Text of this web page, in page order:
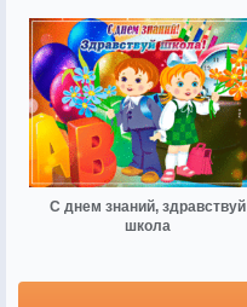
С днем знаний, здравствуй
школа